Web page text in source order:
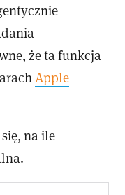
że ta funkcja
Apple
na ile